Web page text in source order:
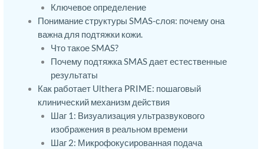
Ключевое определение
Понимание структуры SMAS-слоя: почему она
важна для подтяжки кожи.
Что такое SMAS?
Почему подтяжка SMAS дает естественные
результаты
Как работает Ulthera PRIME: пошаговый
клинический механизм действия
Шаг 1: Визуализация ультразвукового
изображения в реальном времени
Шаг 2: Микрофокусированная подача